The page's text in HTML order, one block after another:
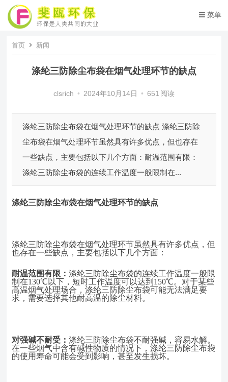
菜单
首页 新闻
涤纶三防除尘布袋在烟气处理环节的缺点
clsrich • 2024年10月14日 • 651 阅读
涤纶三防除尘布袋在烟气处理环节的缺点 涤纶三防除
尘布袋在烟气处理环节虽然具有许多优点，但也存在
一些缺点，主要包括以下几个方面：耐温范围有限：
涤纶三防除尘布袋的连续工作温度一般限制在...
涤纶三防除尘布袋在烟气处理环节的缺点
涤纶三防除尘布袋在烟气处理环节虽然具有许多优点，但
也存在一些缺点，主要包括以下几个方面：
耐温范围有限：涤纶三防除尘布袋的连续工作温度一般限
制在130℃以下，短时工作温度可以达到150℃。对于某些
高温烟气处理场合，涤纶三防除尘布袋可能无法满足要
求，需要选择其他耐高温的除尘材料。
对强碱不耐受：涤纶三防除尘布袋不耐强碱，容易水解。
在一些烟气中含有碱性物质的情况下，涤纶三防除尘布袋
的使用寿命可能会受到影响，甚至发生损坏。